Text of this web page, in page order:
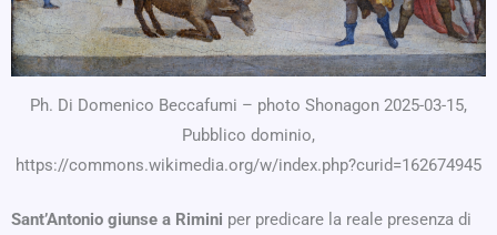
Ph. Di Domenico Beccafumi – photo Shonagon 2025-03-15,
Pubblico dominio,
https://commons.wikimedia.org/w/index.php?curid=162674945
Sant’Antonio giunse a Rimini per predicare la reale presenza di